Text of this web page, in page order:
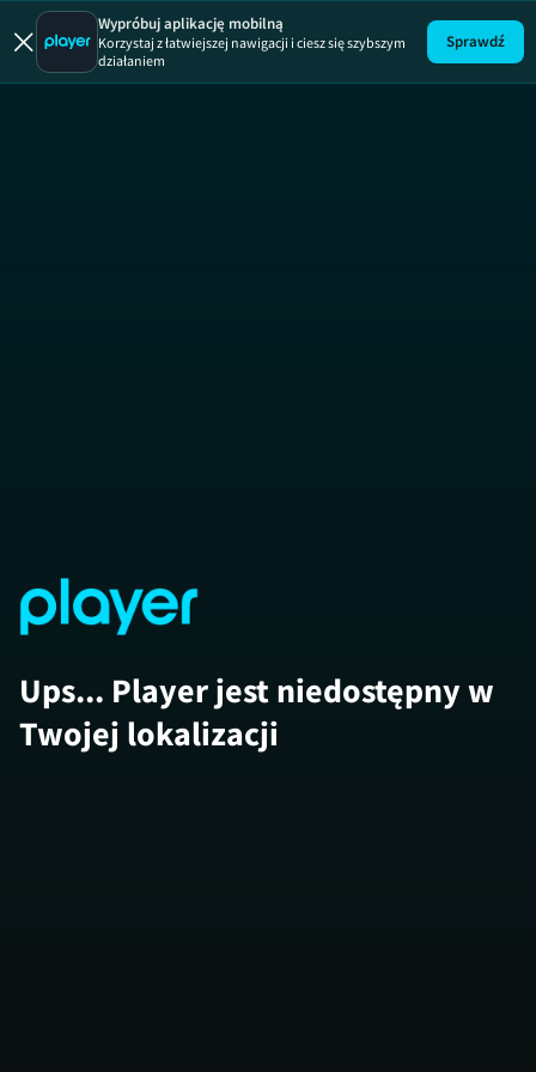
Wypróbuj aplikację mobilną
Korzystaj z łatwiejszej nawigacji i ciesz się szybszym
działaniem
Sprawdź
Ups... Player jest niedostępny w
Twojej lokalizacji